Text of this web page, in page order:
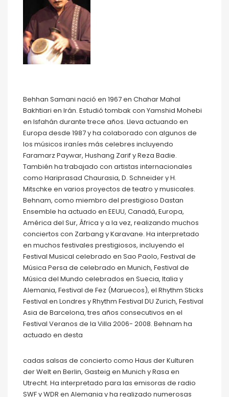
Behhan Samani nació en 1967 en Chahar Mahal
Bakhtiari en Irán. Estudió tombak con Yamshid Mohebi
en Isfahán durante trece años. Lleva actuando en
Europa desde 1987 y ha colaborado con algunos de
los músicos iraníes más celebres incluyendo
Faramarz Paywar, Hushang Zarif y Reza Badie.
También ha trabajado con artistas internacionales
como Hariprasad Chaurasia, D. Schneider y H.
Mitschke en varios proyectos de teatro y musicales.
Behnam, como miembro del prestigioso Dastan
Ensemble ha actuado en EEUU, Canadá, Europa,
América del Sur, África y a la vez, realizando muchos
conciertos con Zarbang y Karavane. Ha interpretado
en muchos festivales prestigiosos, incluyendo el
Festival Musical celebrado en Sao Paolo, Festival de
Música Persa de celebrado en Munich, Festival de
Música del Mundo celebrados en Suecia, Italia y
Alemania, Festival de Fez (Maruecos), el Rhythm Sticks
Festival en Londres y Rhythm Festival DU Zurich, Festival
Asia de Barcelona, tres años consecutivos en el
Festival Veranos de la Villa 2006- 2008. Behnam ha
actuado en desta
cadas salsas de concierto como Haus der Kulturen
der Welt en Berlin, Gasteig en Munich y Rasa en
Utrecht. Ha interpretado para las emisoras de radio
SWF y WDR en Alemania y ha realizado numerosas